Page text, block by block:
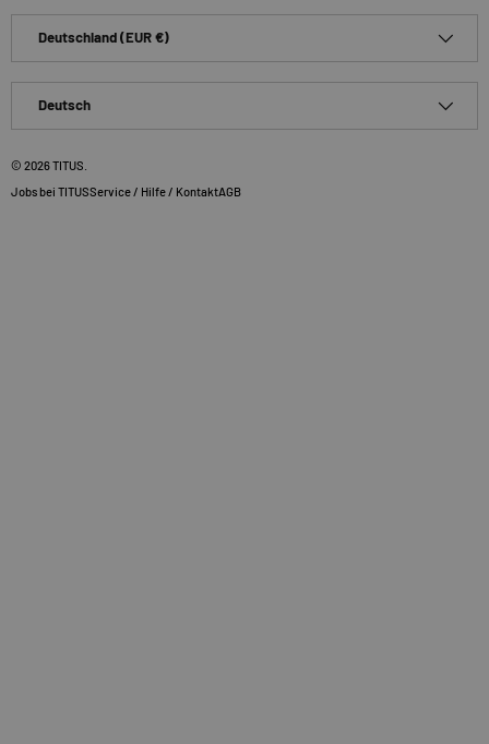
Deutschland (EUR €)
Deutsch
© 2026TITUS
Jobs bei TITUSService / Hilfe / KontaktAGB